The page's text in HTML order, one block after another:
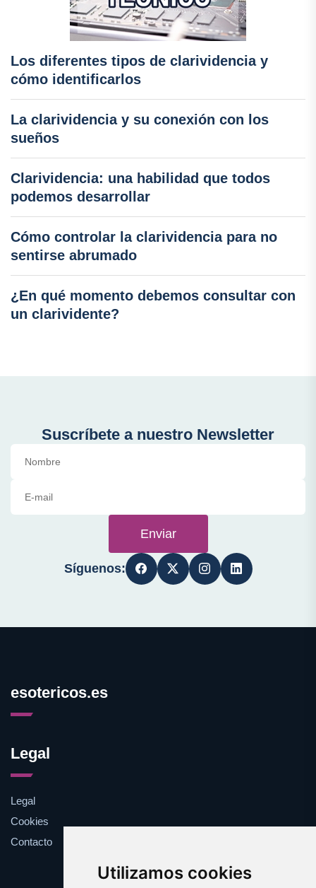
Utilizamos cookies
Los diferentes tipos de clarividencia y
cómo identificarlos
La clarividencia y su conexión con los
sueños
Clarividencia: una habilidad que todos
podemos desarrollar
Cómo controlar la clarividencia para no
sentirse abrumado
¿En qué momento debemos consultar con
un clarividente?
Suscríbete a nuestro Newsletter
Enviar
Síguenos:
esotericos.es
Legal
Legal
Cookies
Contacto